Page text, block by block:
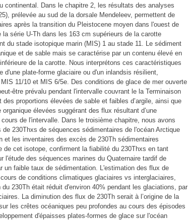
continental. Dans le chapitre 2, les résultats des analyses
prélevée au sud de la dorsale Mendeleev, permettent de
après la transition du Pleistocene moyen dans l'ouest de
la série U-Th dans les 163 cm supérieurs de la carotte
du stade isotopique marin (MIS) 1 au stade 11. Le sédiment
et de sable mais se caractérise par un contenu élevé en
de la carotte. Nous interprétons ces caractéristiques
d'une plate-forme glaciaire ou d'un inlandsis résilient,
11/10 et MIS 6/5e. Des conditions de glace de mer ouverte
être prévalu pendant l'intervalle couvrant le la Terminaison
des proportions élevées de sable et faibles d’argile, ainsi que
élevées suggérant des flux résultant d’une
de l'intervalle. Dans le troisième chapitre, nous avons
230Thxs de séquences sédimentaires de l'océan Arctique
et les inventaires des excès de 230Th sédimentaires
de cet isotope, confirment la fiabilité du 230Thxs en tant
l'étude des séquences marines du Quaternaire tardif de
un faible taux de sédimentation. L'estimation des flux de
de conditions climatiques glaciaires vs interglaciaires,
230Th était réduit d'environ 40% pendant les glaciations, par
La diminution des flux de 230Th serait à l’origine de la
les crêtes océaniques peu profondes au cours des épisodes
d'épaisses plates-formes de glace sur l'océan